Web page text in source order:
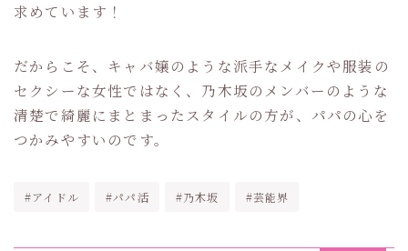
求めています！
だからこそ、キャバ嬢のような派手なメイクや服装の
セクシーな女性ではなく、乃木坂のメンバーのような
清楚で綺麗にまとまったスタイルの方が、パパの心を
つかみやすいのです。
#アイドル #パパ活 #乃木坂 #芸能界